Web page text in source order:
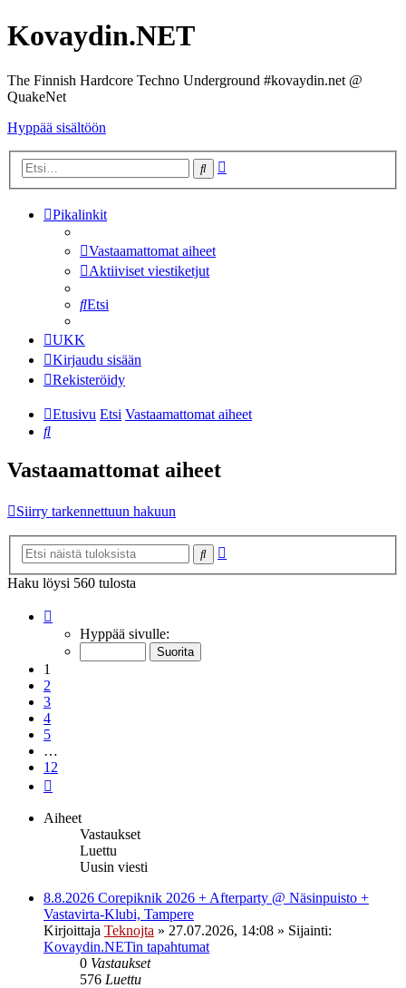
Kovaydin.NET
The Finnish Hardcore Techno Underground #kovaydin.net @
QuakeNet
Hyppää sisältöön
Etsi
Pikalinkit
Vastaamattomat aiheet
Aktiiviset viestiketjut
Etsi
UKK
Kirjaudu sisään
Rekisteröidy
Etusivu Etsi Vastaamattomat aiheet
Etsi
Vastaamattomat aiheet
Siirry tarkennettuun hakuun
Etsi
Haku löysi 560 tulosta
12 Hyppää sivulle:
1
2
3
4
5
…
12
Aiheet
Vastaukset
Luettu
Uusin viesti
8.8.2026 Corepiknik 2026 + Afterparty @ Näsinpuisto +
Vastavirta-Klubi, Tampere
Kirjoittaja Teknojta » 27.07.2026, 14:08 » Sijainti:
Kovaydin.NETin tapahtumat
0 Vastaukset
576 Luettu